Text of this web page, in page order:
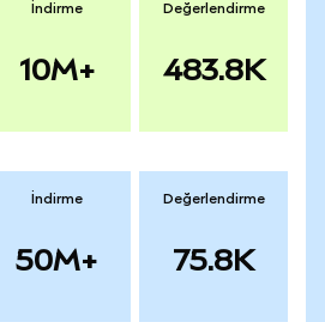
İndirme
10M+
Değerlendirme
483.8K
İndirme
50M+
Değerlendirme
75.8K